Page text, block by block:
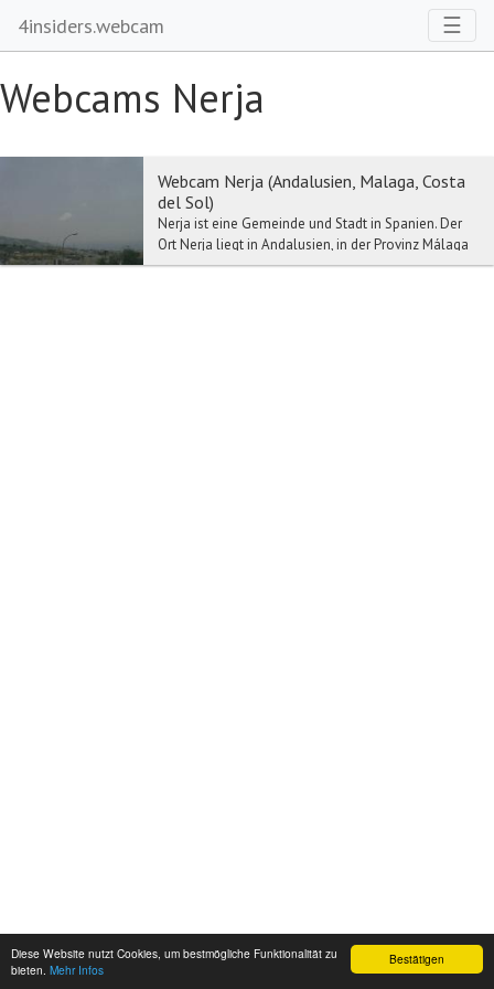
Bestätigen
Diese Website nutzt Cookies, um bestmögliche Funktionalität zu
bieten. Mehr Infos
4insiders.webcam ☰
Webcams Nerja
Webcam Nerja (Andalusien, Malaga, Costa
del Sol)
Nerja ist eine Gemeinde und Stadt in Spanien. Der
Ort Nerja liegt in Andalusien, in der Provinz Málaga
an der Costa del Sol etwa 50 Km östlich von ...